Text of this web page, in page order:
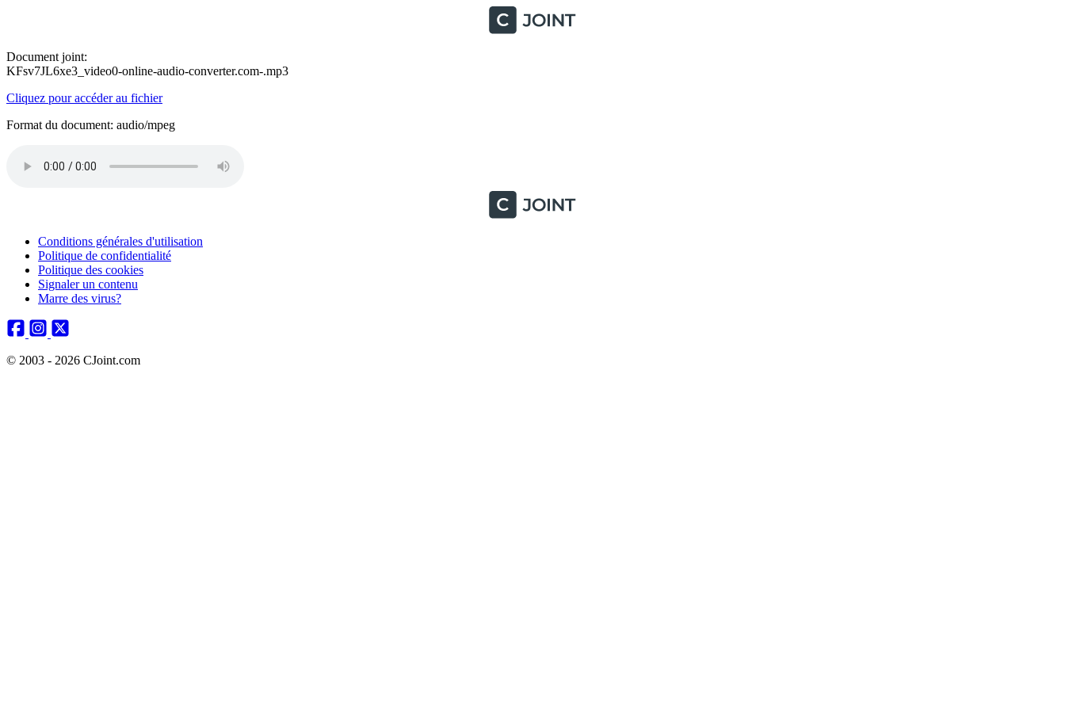
Document joint:
KFsv7JL6xe3_video0-online-audio-converter.com-.mp3
Cliquez pour accéder au fichier
Format du document: audio/mpeg
Conditions générales d'utilisation
Politique de confidentialité
Politique des cookies
Signaler un contenu
Marre des virus?
© 2003 - 2026 CJoint.com